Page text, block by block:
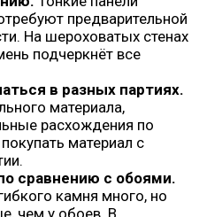
предварительной
На шероховатых стенах
подчеркнёт все
в разных партиях.
материала,
расхождения по
материал с
сравнению с обоями.
камня много, но